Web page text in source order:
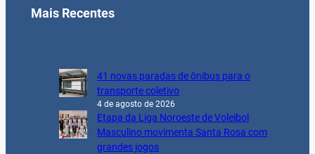
Mais Recentes
41 novas paradas de ônibus para o
transporte coletivo
4 de agosto de 2026
Etapa da Liga Noroeste de Voleibol
Masculino movimenta Santa Rosa com
grandes jogos